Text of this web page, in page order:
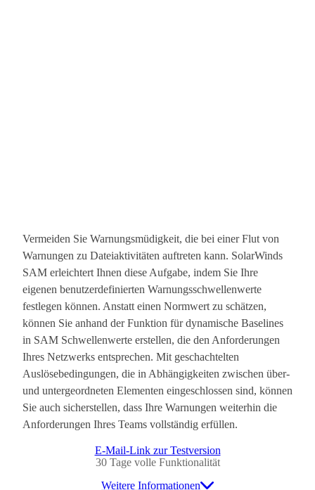
Vermeiden Sie Warnungsmüdigkeit, die bei einer Flut von
Warnungen zu Dateiaktivitäten auftreten kann. SolarWinds
SAM erleichtert Ihnen diese Aufgabe, indem Sie Ihre
eigenen benutzerdefinierten Warnungsschwellenwerte
festlegen können. Anstatt einen Normwert zu schätzen,
können Sie anhand der Funktion für dynamische Baselines
in SAM Schwellenwerte erstellen, die den Anforderungen
Ihres Netzwerks entsprechen. Mit geschachtelten
Auslösebedingungen, die in Abhängigkeiten zwischen über-
und untergeordneten Elementen eingeschlossen sind, können
Sie auch sicherstellen, dass Ihre Warnungen weiterhin die
Anforderungen Ihres Teams vollständig erfüllen.
E-Mail-Link zur Testversion
30 Tage volle Funktionalität
Weitere Informationen